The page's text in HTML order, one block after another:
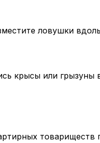
ловушки
крысы или
товариществ